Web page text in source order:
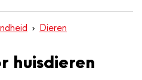
Dieren
huisdieren